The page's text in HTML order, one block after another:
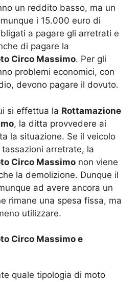
un reddito basso, ma un
i 15.000 euro di
a pagare gli arretrati e
di pagare la
Circo Massimo. Per gli
problemi economici, con
devono pagare il dovuto.
si effettua la Rottamazione
, la ditta provvedere ai
la situazione. Se il veicolo
arretrate, la
Circo Massimo non viene
la demolizione. Dunque il
ad avere ancora un
rimane una spesa fissa, ma
utilizzare.
Circo Massimo e
quale tipologia di moto